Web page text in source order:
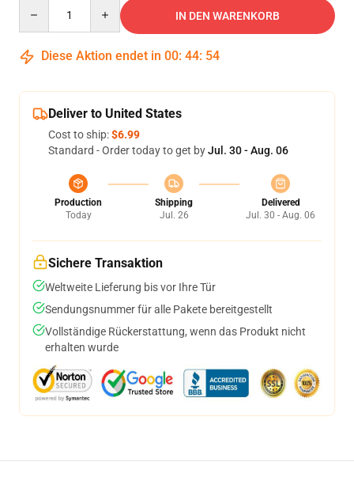
IN DEN WARENKORB
Diese Aktion endet in 00: 44: 54
Deliver to United States
Cost to ship:$6.99
Standard - Order today to get byJul. 30 - Aug. 06
Production
Today
Shipping
Jul. 26
Delivered
Jul. 30 - Aug. 06
Sichere Transaktion
Weltweite Lieferung bis vor Ihre Tür
Sendungsnummer für alle Pakete bereitgestellt
Vollständige Rückerstattung, wenn das Produkt nicht
erhalten wurde